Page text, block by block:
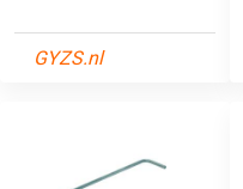
GYZS.nl